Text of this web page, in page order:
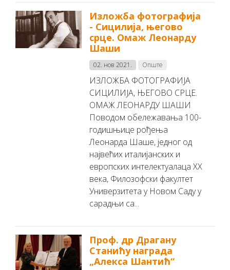
Изложба фотографија
- Сицилија, његово
срце. Омаж Леонарду
Шаши
02. нов 2021. Опште
ИЗЛОЖБА ФОТОГРАФИЈА
СИЦИЛИЈА, ЊЕГОВО СРЦЕ.
ОМАЖ ЛЕОНАРДУ ШАШИ
Поводом обележавања 100-
годишњице рођења
Леонарда Шаше, једног од
највећих италијанских и
европских интелектуалаца XX
века, Филозофски факултет
Универзитета у Новом Саду у
сарадњи са...
Проф. др Драгану
Станићу награда
„Алекса Шантић“